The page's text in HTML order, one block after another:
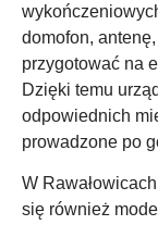
domofon,
przygotować na
Dzięki temu
odpowiednich
prowadzone po
W
się również